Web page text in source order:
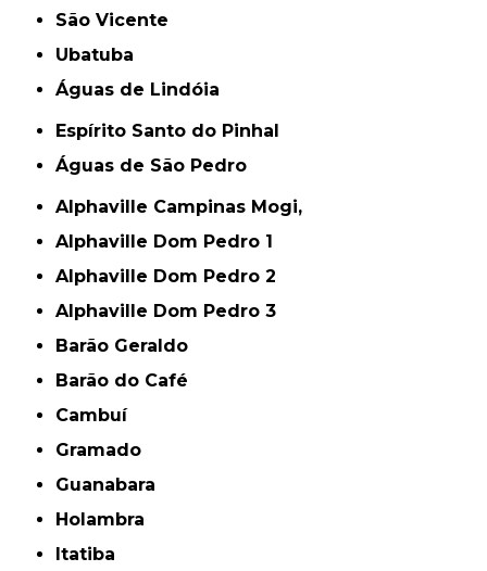
São Vicente
Ubatuba
Águas de Lindóia
Espírito Santo do Pinhal
Águas de São Pedro
Alphaville Campinas Mogi,
Alphaville Dom Pedro 1
Alphaville Dom Pedro 2
Alphaville Dom Pedro 3
Barão Geraldo
Barão do Café
Cambuí
Gramado
Guanabara
Holambra
Itatiba